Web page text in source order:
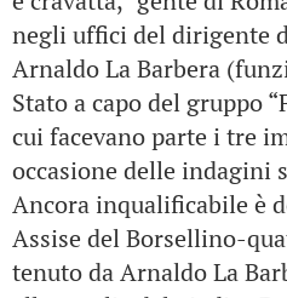
negli uffici del dirigente
Arnaldo La Barbera
Stato a capo del gruppo
cui facevano parte i tre
occasione delle indagini
Ancora inqualificabile è
Assise del Borsellino-
tenuto da Arnaldo La